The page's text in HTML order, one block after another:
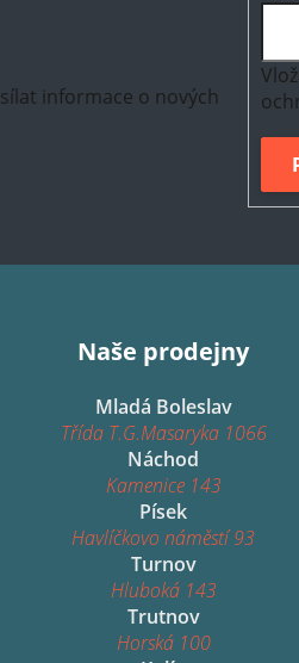
informace o nových
Naše prodejny
Mladá Boleslav
Třída T.G.Masaryka 1066
Náchod
Kamenice 143
Písek
Havlíčkovo náměstí 93
Turnov
Hluboká 143
Trutnov
Horská 100